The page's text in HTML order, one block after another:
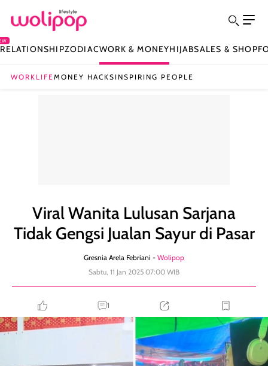
RELATIONSHIPZODIACWORK & MONEYHIJABSALES & SHOP
WORKLIFEMONEY HACKS INSPIRING PEOPLE
Viral Wanita Lulusan Sarjana
Tidak Gengsi Jualan Sayur di Pasar
Gresnia Arela Febriani - Wolipop
Sabtu, 11 Jan 2025 07:00 WIB
1